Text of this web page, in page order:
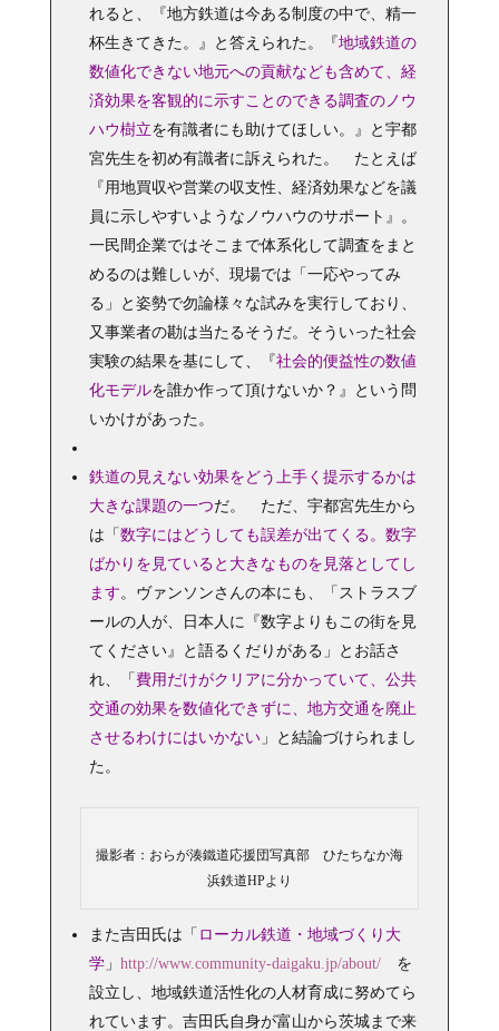
れると、『地方鉄道は今ある制度の中で、精一
杯生きてきた。』と答えられた。『地域鉄道の
数値化できない地元への貢献なども含めて、経
済効果を客観的に示すことのできる調査のノウ
ハウ樹立を有識者にも助けてほしい。』と宇都
宮先生を初め有識者に訴えられた。 たとえば
『用地買収や営業の収支性、経済効果などを議
員に示しやすいようなノウハウのサポート』。
一民間企業ではそこまで体系化して調査をまと
めるのは難しいが、現場では「一応やってみ
る」と姿勢で勿論様々な試みを実行しており、
又事業者の勘は当たるそうだ。そういった社会
実験の結果を基にして、『社会的便益性の数値
化モデルを誰か作って頂けないか？』という問
いかけがあった。
鉄道の見えない効果をどう上手く提示するかは
大きな課題の一つだ。 ただ、宇都宮先生から
は「 数字にはどうしても誤差が出てくる。数字
ばかりを見ていると大きなものを見落としてし
ます。ヴァンソンさんの本にも、「ストラスブ
ールの人が、日本人に『数字よりもこの街を見
てください』と語るくだりがある」とお話さ
れ、「 費用だけがクリアに分かっていて、公共
交通の効果を数値化できずに、地方交通を廃止
させるわけにはいかない」と結論づけられまし
た。
撮影者：おらが湊鐵道応援団写真部 ひたちなか海
浜鉄道HPより
また吉田氏は「 ローカル鉄道・地域づくり大
学」 http://www.community-daigaku.jp/about/を
設立し、地域鉄道活性化の人材育成に努めてら
れています。吉田氏自身が富山から茨城まで来